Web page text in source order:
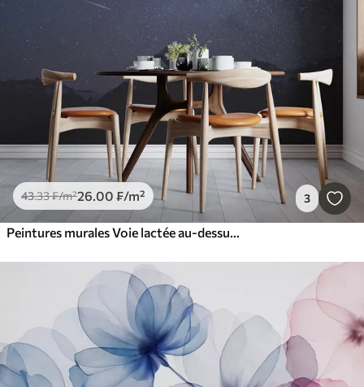
43.33₣/m²26.00 ₣/m² 3
Peintures murales Voie lactée au-dessus des montagnes